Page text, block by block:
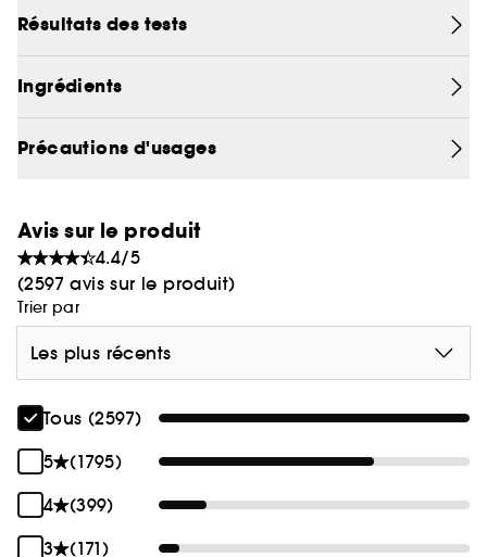
Résultats des tests
Ingrédients
Précautions d'usages
Avis sur le produit
4.4/5
(2597 avis sur le produit)
Trier par
Les plus récents
Tous (2597)
5
(1795)
4
(399)
3
(171)